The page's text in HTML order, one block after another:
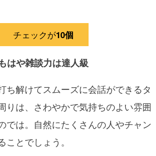
チェックが10個
もはや雑談力は達人級
ち解けてスムーズに会話ができるタ
りは、さわやかで気持ちのよい雰囲
では。自然にたくさんの人やチャン
ことでしょう。